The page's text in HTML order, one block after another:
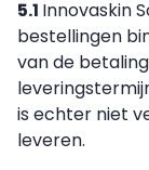
5.1 Innovaskin
bestellingen
van de
is echter niet
leveren.